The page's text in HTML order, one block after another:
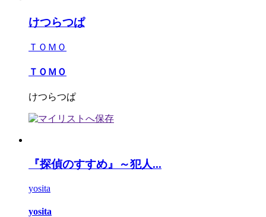
けつらつぱ
ＴＯＭＯ
ＴＯＭＯ
けつらつぱ
『探偵のすすめ』～犯人...
yosita
yosita